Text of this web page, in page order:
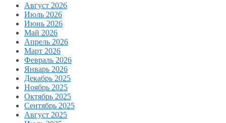
Август 2026
Июль 2026
Июнь 2026
Май 2026
Апрель 2026
Март 2026
Февраль 2026
Январь 2026
Декабрь 2025
Ноябрь 2025
Октябрь 2025
Сентябрь 2025
Август 2025